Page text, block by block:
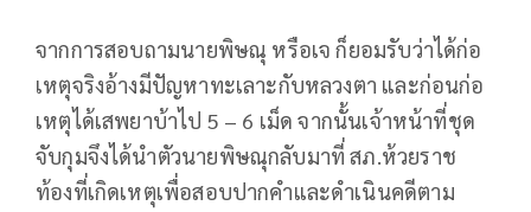
จากการสอบถามนายพิษณุ หรือเจ ก็ยอมรับว่าได้ก่อ
เหตุจริงอ้างมีปัญหาทะเลาะกับหลวงตา และก่อนก่อ
เหตุได้เสพยาบ้าไป 5 – 6 เม็ด จากนั้นเจ้าหน้าที่ชุด
จับกุมจึงได้นำตัวนายพิษณุกลับมาที่ สภ.ห้วยราช
ท้องที่เกิดเหตุเพื่อสอบปากคำและดำเนินคดีตาม